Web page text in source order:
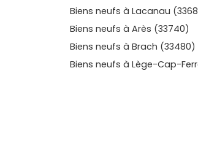
Biens neufs à Lacanau
Biens neufs à Arès (33740)
Biens neufs à Brach (33480)
Biens neufs à Lège-Cap-